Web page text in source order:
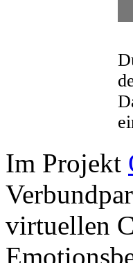
Im Projekt
virtuellen